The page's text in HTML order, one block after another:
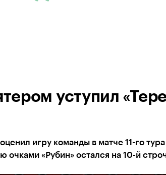
уступил
игру команды в матче 11-го тура
«Рубин» остался на 10-й